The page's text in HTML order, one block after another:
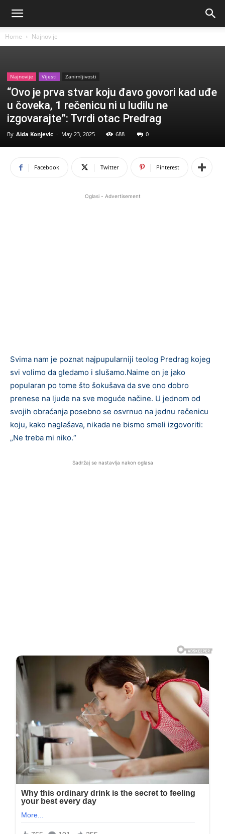
Home Najnovije
Najnovije Vijesti Zanimljivosti
“Ovo je prva stvar koju đavo govori kad uđe
u čoveka, 1 rečenicu ni u ludilu ne
izgovarajte”: Tvrdi otac Predrag
By Aida Konjevic - May 23, 2025 688 0
Facebook Twitter Pinterest
Oglasi - Advertisement
Svima nam je poznat najpupularniji teolog Predrag kojeg
svi volimo da gledamo i slušamo.Naime on je jako
popularan po tome što šokušava da sve ono dobro
prenese na ljude na sve moguće načine. U jednom od
svojih obraćanja posebno se osvrnuo na jednu rečenicu
koju, kako naglašava, nikada ne bismo smeli izgovoriti:
„Ne treba mi niko.“
Sadržaj se nastavlja nakon oglasa